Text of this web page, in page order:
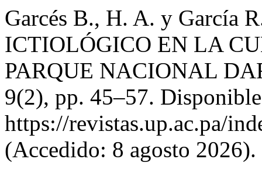
Garcés B., H. A. y García
ICTIOLÓGICO EN LA
PARQUE NACIONAL
9(2), pp. 45–57.
https://revistas.up.ac.pa/
(Accedido: 8 agosto 2026).